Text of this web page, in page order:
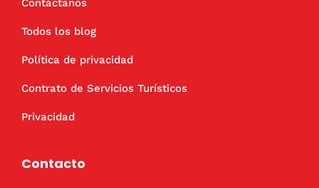
Contáctanos
Todos los blog
Política de privacidad
Contrato de Servicios Turísticos
Privacidad
Contacto